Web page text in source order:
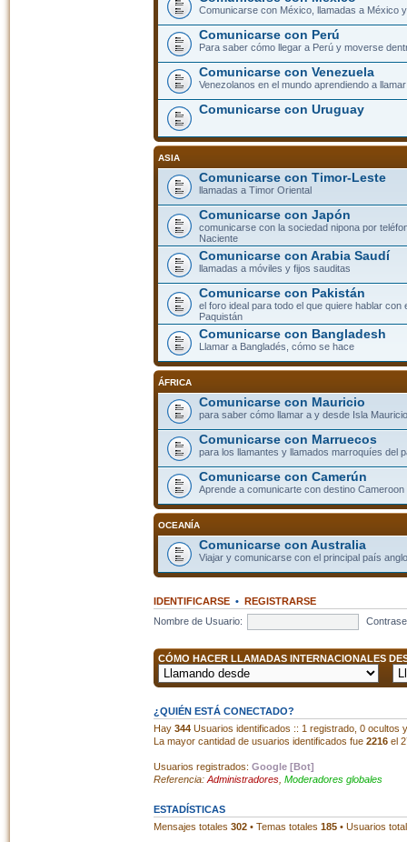
Comunicarse con México, llamadas a México
Comunicarse con Perú
Para saber cómo llegar a Perú y moverse
Comunicarse con Venezuela
Venezolanos en el mundo aprendiendo a
Comunicarse con Uruguay
ASIA
Comunicarse con Timor-Leste
llamadas a Timor Oriental
Comunicarse con Japón
comunicarse con la sociedad nipona por
Naciente
Comunicarse con Arabia Saudí
llamadas a móviles y fijos sauditas
Comunicarse con Pakistán
el foro ideal para todo el que quiere hablar con
Paquistán
Comunicarse con Bangladesh
Llamar a Bangladés, cómo se hace
ÁFRICA
Comunicarse con Mauricio
para saber cómo llamar a y desde Isla
Comunicarse con Marruecos
para los llamantes y llamados marroquíes del
Comunicarse con Camerún
Aprende a comunicarte con destino Cameroon
OCEANÍA
Comunicarse con Australia
Viajar y comunicarse con el principal país
IDENTIFICARSE• REGISTRARSE
Nombre de Usuario:
CÓMO HACER LLAMADAS INTERNACIONALES
¿QUIÉN ESTÁ CONECTADO?
Hay 344Usuarios identificados :: 1 registrado, 0 ocultos
La mayor cantidad de usuarios identificados fue 2216el
Usuarios registrados: Google [Bot]
Referencia: Administradores, Moderadores globales
ESTADÍSTICAS
Mensajes totales 302• Temas totales 185• Usuarios